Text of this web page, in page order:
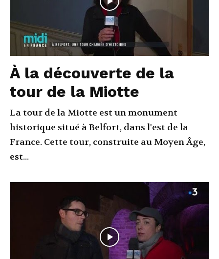
À la découverte de la
tour de la Miotte
La tour de la Miotte est un monument
historique situé à Belfort, dans l'est de la
France. Cette tour, construite au Moyen Âge,
est...